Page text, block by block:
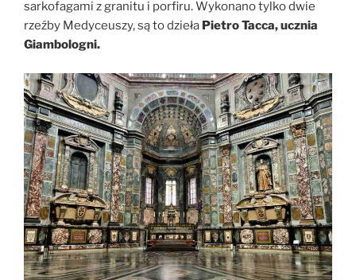
sarkofagami z granitu i porfiru. Wykonano tylko dwie
rzeźby Medyceuszy, są to dzieła Pietro Tacca, ucznia
Giambologni.